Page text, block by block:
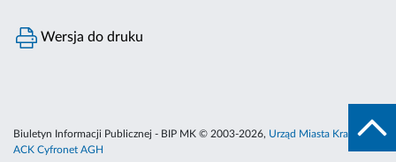
Wersja do druku
Biuletyn Informacji Publicznej - BIP MK © 2003-2026, Urząd Miasta Krakowa
ACK Cyfronet AGH